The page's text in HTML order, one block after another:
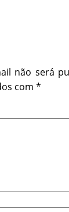
não será
com *